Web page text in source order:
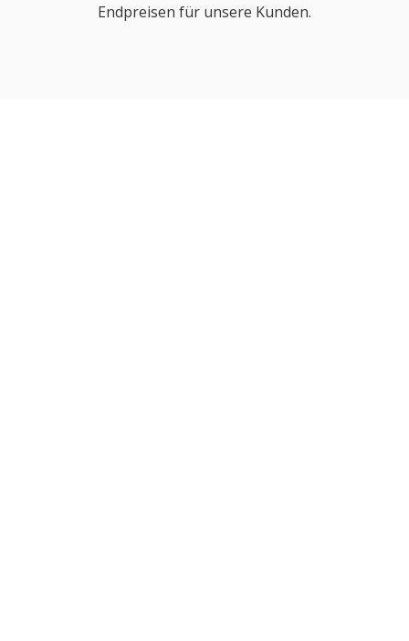
Endpreisen für unsere Kunden.